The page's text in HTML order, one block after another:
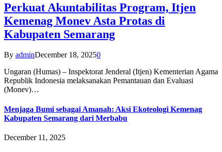
Perkuat Akuntabilitas Program, Itjen
Kemenag Monev Asta Protas di
Kabupaten Semarang
By adminDecember 18, 20250
Ungaran (Humas) – Inspektorat Jenderal (Itjen) Kementerian Agama
Republik Indonesia melaksanakan Pemantauan dan Evaluasi
(Monev)…
Menjaga Bumi sebagai Amanah: Aksi Ekoteologi Kemenag
Kabupaten Semarang dari Merbabu
December 11, 2025